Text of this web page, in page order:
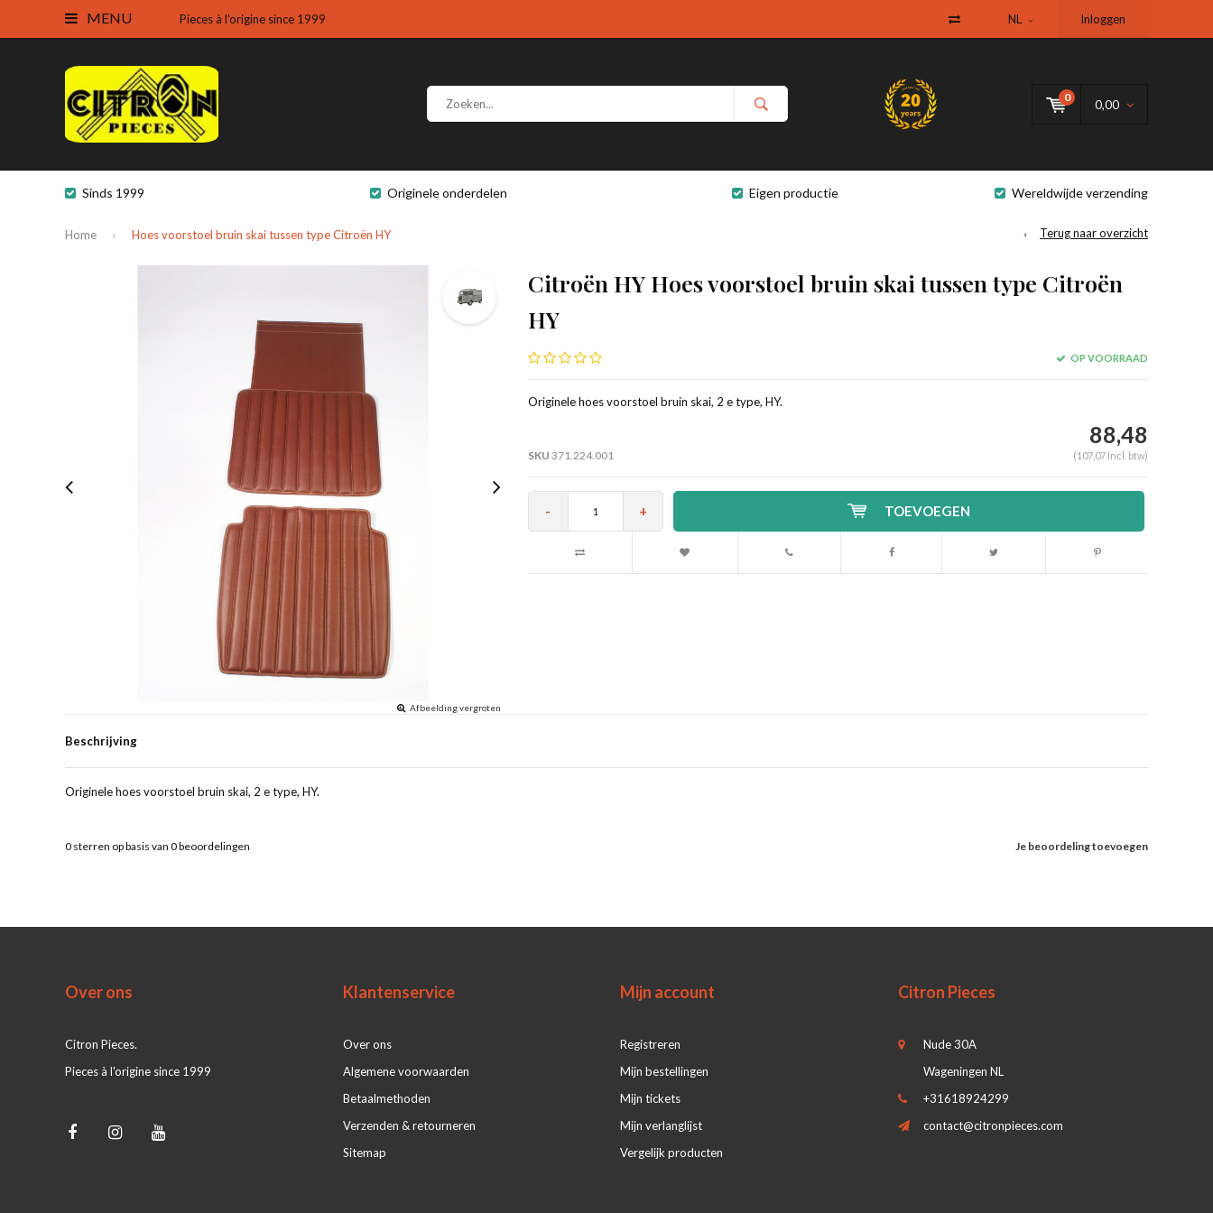
MENU Pieces à l'origine since 1999 NL Inloggen
0
0,00
Sinds 1999 Originele onderdelen Eigen productie Wereldwijde verzending
Home Hoes voorstoel bruin skai tussen type Citroën HY Terug naar overzicht
Afbeelding vergroten
Citroën HY Hoes voorstoel bruin skai tussen type Citroën
HY
OP VOORRAAD
Originele hoes voorstoel bruin skai, 2 e type, HY.
SKU 371.224.001
88,48
(107,07 Incl. btw)
- + TOEVOEGEN
Beschrijving
Originele hoes voorstoel bruin skai, 2 e type, HY.
Je beoordeling toevoegen
0 sterren op basis van 0beoordelingen
Over ons
Citron Pieces.
Pieces à l'origine since 1999
Klantenservice
Over ons
Algemene voorwaarden
Betaalmethoden
Verzenden & retourneren
Sitemap
Mijn account
Registreren
Mijn bestellingen
Mijn tickets
Mijn verlanglijst
Vergelijk producten
Citron Pieces
Nude 30A
Wageningen NL
+31618924299
contact@citronpieces.com